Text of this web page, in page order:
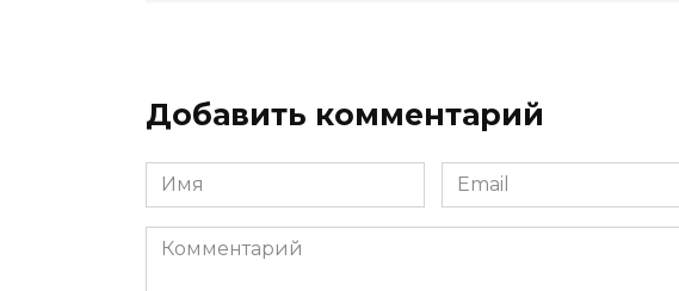
Добавить комментарий
Имя
*
Email
*
Комментарий